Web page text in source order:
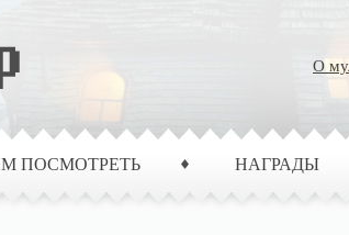
О
ПОСМОТРЕТЬ НАГРАДЫ